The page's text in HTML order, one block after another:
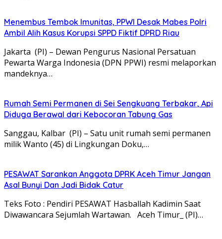
Menembus Tembok Imunitas, PPWI Desak Mabes Polri
Ambil Alih Kasus Korupsi SPPD Fiktif DPRD Riau
Jakarta (PI) – Dewan Pengurus Nasional Persatuan
Pewarta Warga Indonesia (DPN PPWI) resmi melaporkan
mandeknya…
Rumah Semi Permanen di Sei Sengkuang Terbakar, Api
Diduga Berawal dari Kebocoran Tabung Gas
Sanggau, Kalbar (PI) – Satu unit rumah semi permanen
milik Wanto (45) di Lingkungan Doku,…
PESAWAT Sarankan Anggota DPRK Aceh Timur Jangan
Asal Bunyi Dan Jadi Bidak Catur
Teks Foto : Pendiri PESAWAT Hasballah Kadimin Saat
Diwawancara Sejumlah Wartawan. Aceh Timur_ (PI)…